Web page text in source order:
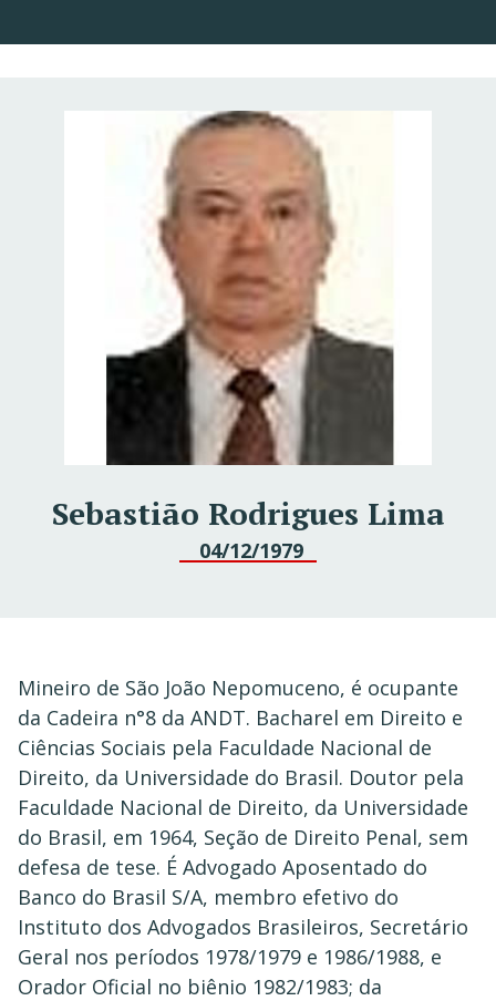
Sebastião Rodrigues Lima
04/12/1979
Mineiro de São João Nepomuceno, é ocupante
da Cadeira n°8 da ANDT. Bacharel em Direito e
Ciências Sociais pela Faculdade Nacional de
Direito, da Universidade do Brasil. Doutor pela
Faculdade Nacional de Direito, da Universidade
do Brasil, em 1964, Seção de Direito Penal, sem
defesa de tese. É Advogado Aposentado do
Banco do Brasil S/A, membro efetivo do
Instituto dos Advogados Brasileiros, Secretário
Geral nos períodos 1978/1979 e 1986/1988, e
Orador Oficial no biênio 1982/1983; da